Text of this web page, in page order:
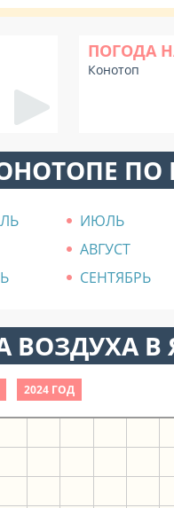
ПОГОДА
Конотоп
ИЮЛЬ
АВГУСТ
СЕНТЯБРЬ
ВОЗДУХА В
2024 ГОД